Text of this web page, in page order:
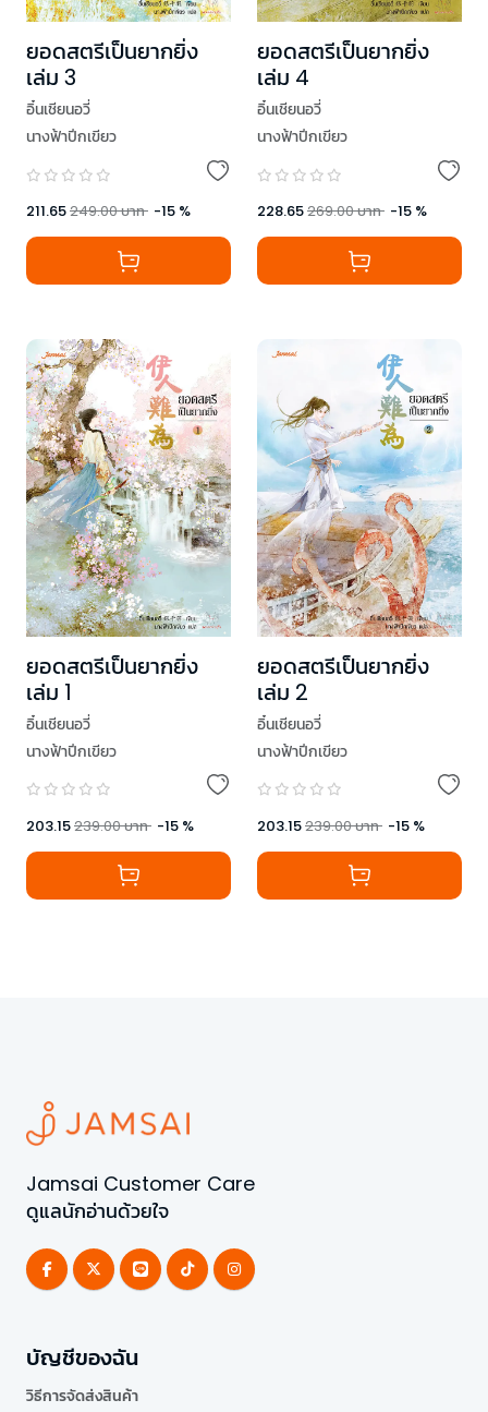
ยอดสตรีเป็นยากยิ่ง
เล่ม 3
อิ๋นเชียนอวี่
นางฟ้าปีกเขียว
211.65249.00บาท -15 %
ยอดสตรีเป็นยากยิ่ง
เล่ม 4
อิ๋นเชียนอวี่
นางฟ้าปีกเขียว
228.65269.00บาท -15 %
ยอดสตรีเป็นยากยิ่ง
เล่ม 1
อิ๋นเชียนอวี่
นางฟ้าปีกเขียว
203.15239.00บาท -15 %
ยอดสตรีเป็นยากยิ่ง
เล่ม 2
อิ๋นเชียนอวี่
นางฟ้าปีกเขียว
203.15239.00บาท -15 %
Jamsai Customer Care
ดูแลนักอ่านด้วยใจ
บัญชีของฉัน
วิธีการจัดส่งสินค้า